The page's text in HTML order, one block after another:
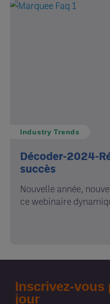
Industry Trends
Décoder-2024-
succès
Nouvelle année,
ce webinaire